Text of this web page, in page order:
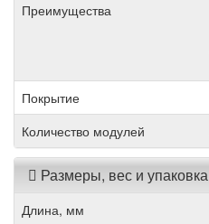
Преимущества
Покрытие
Количество модулей
Размеры, вес и упаковка
Длина, мм